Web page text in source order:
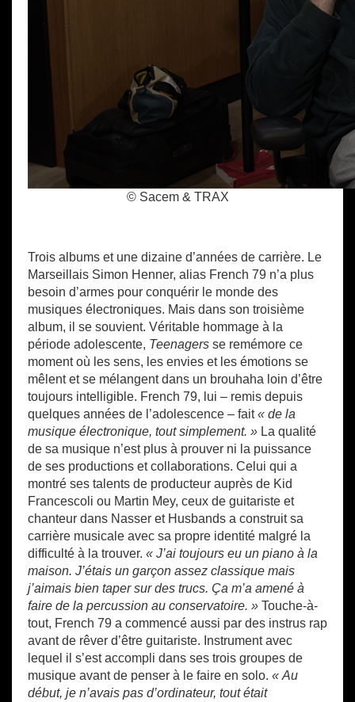
© Sacem & TRAX
Trois albums et une dizaine d’années de carrière. Le
Marseillais Simon Henner, alias French 79 n’a plus
besoin d’armes pour conquérir le monde des
musiques électroniques. Mais dans son troisième
album, il se souvient. Véritable hommage à la
période adolescente, Teenagers se remémore ce
moment où les sens, les envies et les émotions se
mêlent et se mélangent dans un brouhaha loin d’être
toujours intelligible. French 79, lui – remis depuis
quelques années de l’adolescence – fait« de la
musique électronique, tout simplement. » La qualité
de sa musique n’est plus à prouver ni la puissance
de ses productions et collaborations. Celui qui a
montré ses talents de producteur auprès de Kid
Francescoli ou Martin Mey, ceux de guitariste et
chanteur dans Nasser et Husbands a construit sa
carrière musicale avec sa propre identité malgré la
difficulté à la trouver. « J’ai toujours eu un piano à la
maison. J’étais un garçon assez classique mais
j’aimais bien taper sur des trucs. Ça m’a amené à
faire de la percussion au conservatoire. » Touche-à-
tout, French 79 a commencé aussi par des instrus rap
avant de rêver d’être guitariste. Instrument avec
lequel il s’est accompli dans ses trois groupes de
musique avant de penser à le faire en solo. « Au
début, je n’avais pas d’ordinateur, tout était